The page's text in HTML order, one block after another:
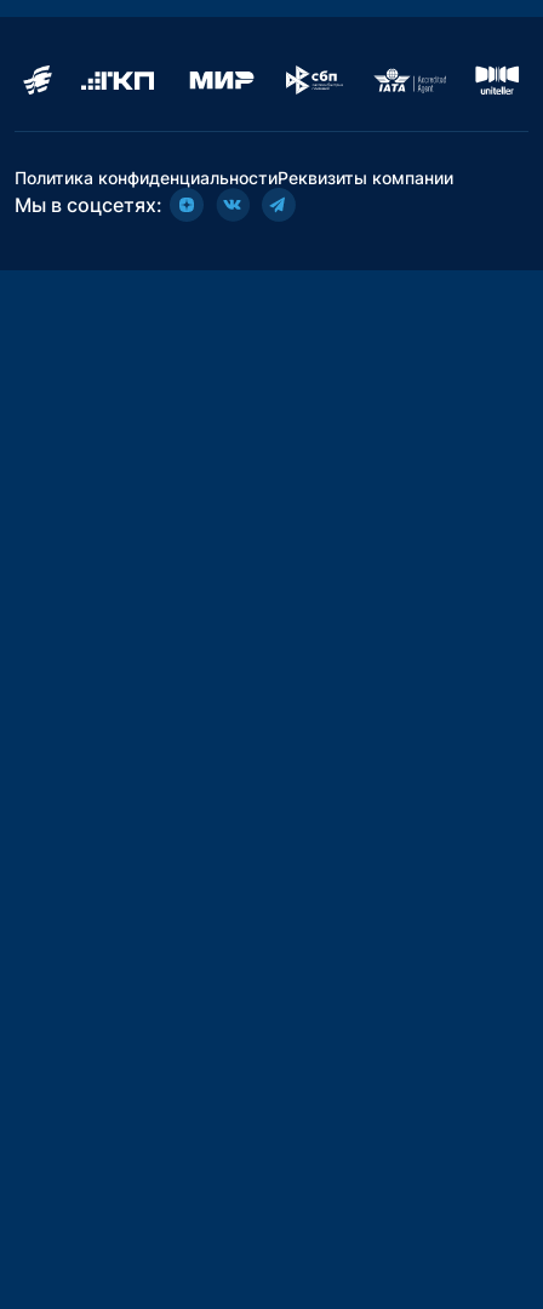
Политика конфиденциальностиРеквизиты компании
Мы в соцсетях: